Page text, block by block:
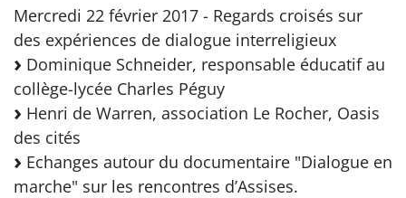
Mercredi 22 février 2017 - Regards croisés sur
des expériences de dialogue interreligieux
Dominique Schneider, responsable éducatif au
collège-lycée Charles Péguy
Henri de Warren, association Le Rocher, Oasis
des cités
Echanges autour du documentaire "Dialogue en
marche" sur les rencontres d’Assises.